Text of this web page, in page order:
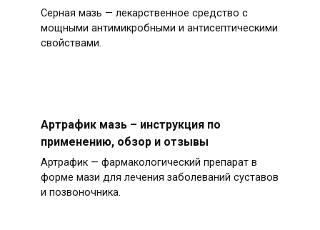
Серная мазь — лекарственное средство с
мощными антимикробными и антисептическими
свойствами.
Артрафик мазь – инструкция по
применению, обзор и отзывы
Артрафик — фармакологический препарат в
форме мази для лечения заболеваний суставов
и позвоночника.